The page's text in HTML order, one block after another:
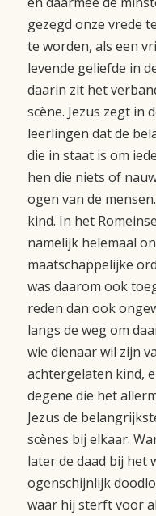
gezegd onze vrede
te worden, als een
levende geliefde in
daarin zit het
scène. Jezus zegt in
leerlingen dat de
die in staat is om
hen die niets of
ogen van de
kind. In het
namelijk helemaal
maatschappelijke
was daarom ook
reden dan ook
langs de weg om
wie dienaar wil zijn
achtergelaten kind,
degene die het
Jezus de
scènes bij elkaar.
later de daad bij het
ogenschijnlijk
waar hij sterft voor